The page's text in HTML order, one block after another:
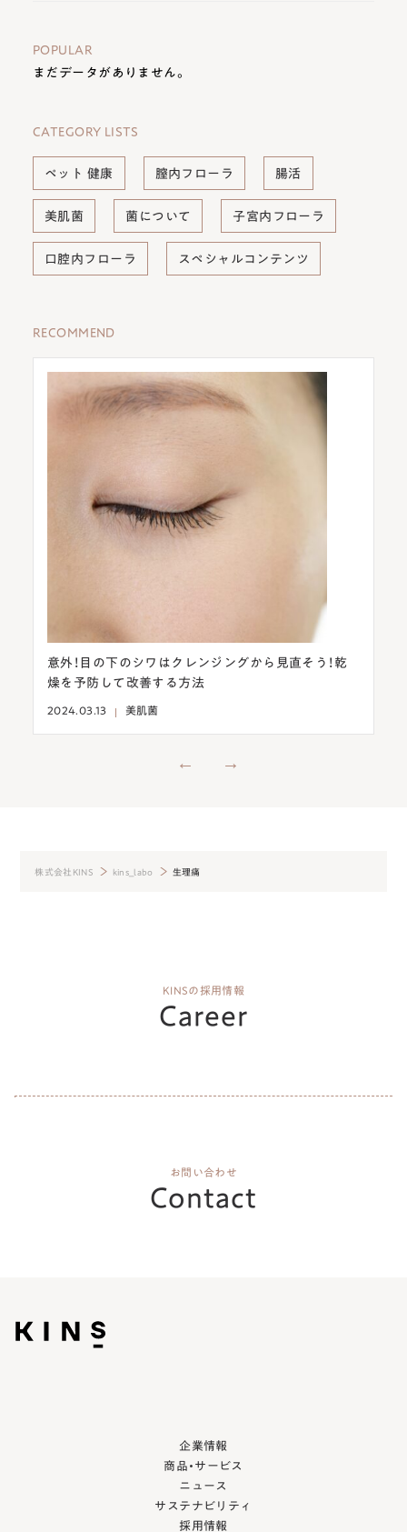
POPULAR
まだデータがありません。
CATEGORY LISTS
ペット 健康 膣内フローラ 腸活
美肌菌 菌について 子宮内フローラ
口腔内フローラ スペシャルコンテンツ
RECOMMEND
意外！目の下のシワはクレンジングから見直そう！乾
燥を予防して改善する方法
2024.03.13 美肌菌
株式会社KINS kins_labo 生理痛
KINSの採用情報
Career
お問い合わせ
Contact
企業情報
商品・サービス
ニュース
サステナビリティ
採用情報